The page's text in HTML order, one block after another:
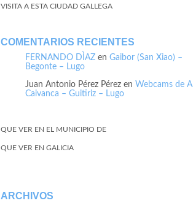
VISITA A ESTA CIUDAD GALLEGA
COMENTARIOS RECIENTES
FERNANDO DÌAZ en Gaibor (San Xiao) –
Begonte – Lugo
Juan Antonio Pérez Pérez en Webcams de A
Caivanca – Guitiriz – Lugo
QUE VER EN EL MUNICIPIO DE
QUE VER EN GALICIA
ARCHIVOS